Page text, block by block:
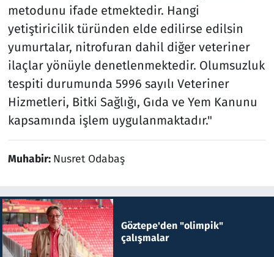
metodunu ifade etmektedir. Hangi
yetiştiricilik türünden elde edilirse edilsin
yumurtalar, nitrofuran dahil diğer veteriner
ilaçlar yönüyle denetlenmektedir. Olumsuzluk
tespiti durumunda 5996 sayılı Veteriner
Hizmetleri, Bitki Sağlığı, Gıda ve Yem Kanunu
kapsamında işlem uygulanmaktadır."
Muhabir: Nusret Odabaş
Göztepe'den "olimpik"
çalışmalar